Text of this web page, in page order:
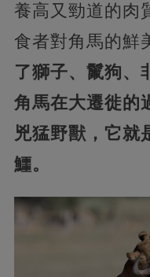
養高又勁道的肉
食者對角馬的鮮
了獅子、鬣狗、
角馬在大遷徙的
兇猛野獸，它就
鱷。